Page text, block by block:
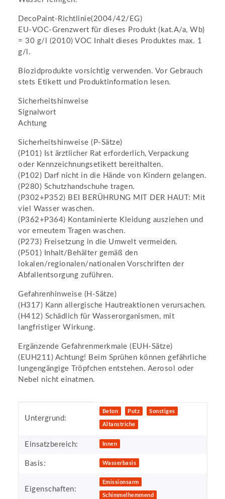
DecoPaint-Richtlinie(2004/42/EG)
EU-VOC-Grenzwert für dieses Produkt (kat.A/a, Wb)
= 30 g/l (2010) VOC Inhalt dieses Produktes max. 1
g/l.
Biozidprodukte vorsichtig verwenden. Vor Gebrauch
stets Etikett und Produktinformation lesen.
Sicherheitshinweise
Signalwort
Achtung
Sicherheitshinweise (P-Sätze)
(P101) Ist ärztlicher Rat erforderlich, Verpackung
oder Kennzeichnungsetikett bereithalten.
(P102) Darf nicht in die Hände von Kindern gelangen.
(P280) Schutzhandschuhe tragen.
(P302+P352) BEI BERÜHRUNG MIT DER HAUT: Mit
viel Wasser waschen.
(P362+P364) Kontaminierte Kleidung ausziehen und
vor erneutem Tragen waschen.
(P273) Freisetzung in die Umwelt vermeiden.
(P501) Inhalt/Behälter gemäß den
lokalen/regionalen/nationalen Vorschriften der
Abfallentsorgung zuführen.
Gefahrenhinweise (H-Sätze)
(H317) Kann allergische Hautreaktionen verursachen.
(H412) Schädlich für Wasserorganismen, mit
langfristiger Wirkung.
Ergänzende Gefahrenmerkmale (EUH-Sätze)
(EUH211) Achtung! Beim Sprühen können gefährliche
lungengängige Tröpfchen entstehen. Aerosol oder
Nebel nicht einatmen.
Untergrund:
Beton Putz Sonstiges
Altanstriche
Einsatzbereich: Innen
Basis: Wasserbasis
Eigenschaften:
Emissionsarm
Schimmelhemmend